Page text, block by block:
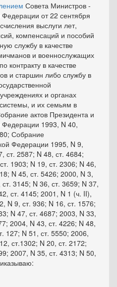
Совета Министров -
Федерации от 22 сентября
выслуги лет,
компенсаций и пособий
службу в качестве
и военнослужащих
контракту в качестве
и старшин либо службу в
и органах
и их семьям в
актов Президента и
Федерации 1993, N 40,
Собрание
Федерации 1995, N 9,
ст. 2587; N 48, ст. 4684;
1903; N 19, ст. 2306; N 46,
N 45, ст. 5426; 2000, N 3,
3145; N 36, ст. 3659; N 37,
ст. 4145; 2001, N 1 (ч. II),
N 9, ст. 936; N 16, ст. 1576;
N 47, ст. 4687; 2003, N 33,
2004, N 43, ст. 4226; N 48,
127; N 51, ст. 5550; 2006,
ст.1302; N 20, ст. 2172;
2007, N 35, ст. 4313; N 50,